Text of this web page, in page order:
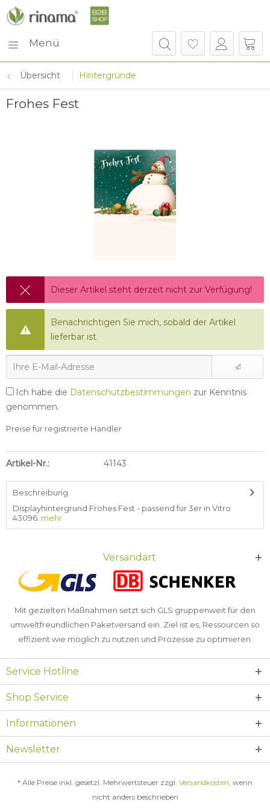
Menü
Übersicht Hintergründe
Frohes Fest
Dieser Artikel steht derzeit nicht zur Verfügung!
Benachrichtigen Sie mich, sobald der Artikel
lieferbar ist.
Ich habe die Datenschutzbestimmungen zur Kenntnis
genommen.
Preise für registrierte Händler
Artikel-Nr.: 41143
Beschreibung
Displayhintergrund Frohes Fest - passend für 3er in Vitro
43096. mehr
Versandart
Mit gezielten Maßnahmen setzt sich GLS gruppenweit für den
umweltfreundlichen Paketversand ein. Ziel ist es, Ressourcen so
effizient wie möglich zu nutzen und Prozesse zu optimieren.
Service Hotline
Shop Service
Informationen
Newsletter
* Alle Preise inkl. gesetzl. Mehrwertsteuer zzgl. Versandkosten, wenn
nicht anders beschrieben